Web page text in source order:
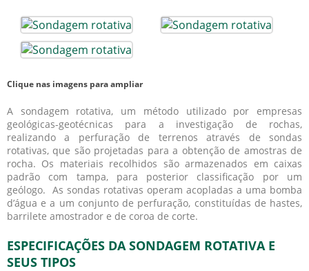
Clique nas imagens para ampliar
A sondagem rotativa, um método utilizado por empresas
geológicas-geotécnicas para a investigação de rochas,
realizando a perfuração de terrenos através de sondas
rotativas, que são projetadas para a obtenção de amostras de
rocha. Os materiais recolhidos são armazenados em caixas
padrão com tampa, para posterior classificação por um
geólogo. As sondas rotativas operam acopladas a uma bomba
d’água e a um conjunto de perfuração, constituídas de hastes,
barrilete amostrador e de coroa de corte.
ESPECIFICAÇÕES DA SONDAGEM ROTATIVA E
SEUS TIPOS